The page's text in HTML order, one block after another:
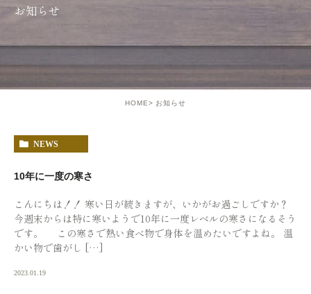
お知らせ
HOME お知らせ
NEWS
10年に一度の寒さ
こんにちは！！ 寒い日が続きますが、いかがお過ごしですか？
今週末からは特に寒いようで10年に一度レベルの寒さになるそう
です。 この寒さで熱い食べ物で身体を温めたいですよね。 温
かい物で歯がし […]
2023.01.19